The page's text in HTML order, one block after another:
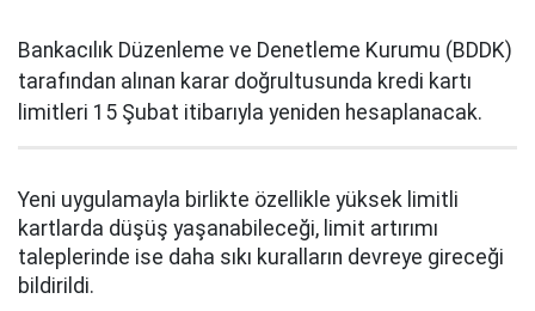
Bankacılık Düzenleme ve Denetleme Kurumu (BDDK)
tarafından alınan karar doğrultusunda kredi kartı
limitleri 15 Şubat itibarıyla yeniden hesaplanacak.
Yeni uygulamayla birlikte özellikle yüksek limitli
kartlarda düşüş yaşanabileceği, limit artırımı
taleplerinde ise daha sıkı kuralların devreye gireceği
bildirildi.